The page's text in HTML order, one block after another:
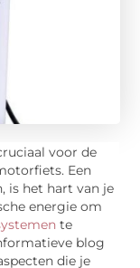
voor de
Een
is het hart van je
energie om
te
blog
die je